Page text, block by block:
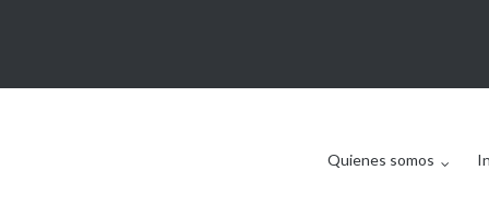
Quienes somos